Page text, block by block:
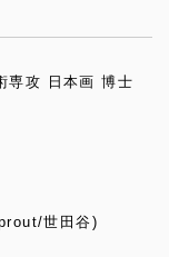
専攻 日本画 博士
世田谷)